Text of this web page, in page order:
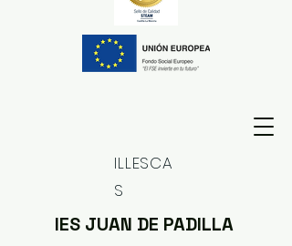
ILLESCA
S
IES JUAN DE PADILLA